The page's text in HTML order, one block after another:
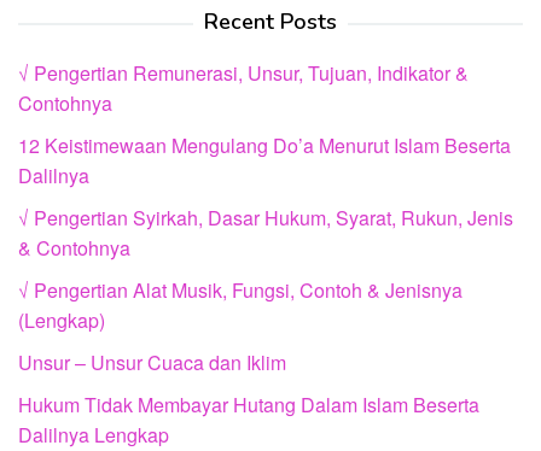
Recent Posts
√ Pengertian Remunerasi, Unsur, Tujuan, Indikator &
Contohnya
12 Keistimewaan Mengulang Do’a Menurut Islam Beserta
Dalilnya
√ Pengertian Syirkah, Dasar Hukum, Syarat, Rukun, Jenis
& Contohnya
√ Pengertian Alat Musik, Fungsi, Contoh & Jenisnya
(Lengkap)
Unsur – Unsur Cuaca dan Iklim
Hukum Tidak Membayar Hutang Dalam Islam Beserta
Dalilnya Lengkap